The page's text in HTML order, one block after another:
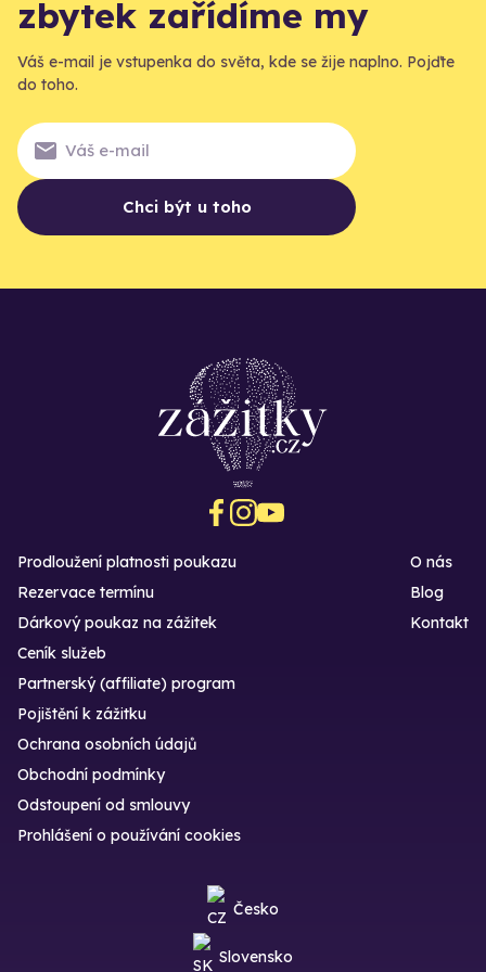
zbytek zařídíme my
Váš e-mail je vstupenka do světa, kde se žije naplno. Pojďte
do toho.
Chci být u toho
Prodloužení platnosti poukazu
Rezervace termínu
Dárkový poukaz na zážitek
O nás
Blog
Kontakt
Ceník služeb
Partnerský (affiliate) program
Pojištění k zážitku
Ochrana osobních údajů
Obchodní podmínky
Odstoupení od smlouvy
Prohlášení o používání cookies
Česko
Slovensko